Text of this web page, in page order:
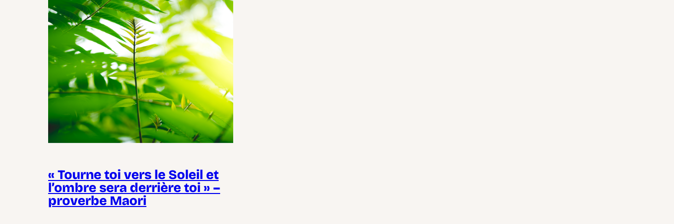
« Tourne toi vers le Soleil et
l’ombre sera derrière toi » –
proverbe Maori